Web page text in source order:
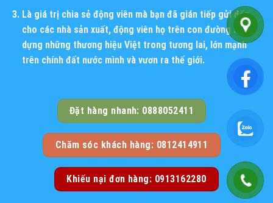
Là giá trị chia sẻ động viên mà bạn đã gián tiếp gửi đến
cho các nhà sản xuất, động viên họ trên con đường xây
dựng những thương hiệu Việt trong tương lai, lớn mạnh
trên chính đất nước mình và vươn ra thế giới.
Đặt hàng nhanh: 0888052411
Chăm sóc khách hàng: 0812414911
Khiếu nại đơn hàng: 0913162280